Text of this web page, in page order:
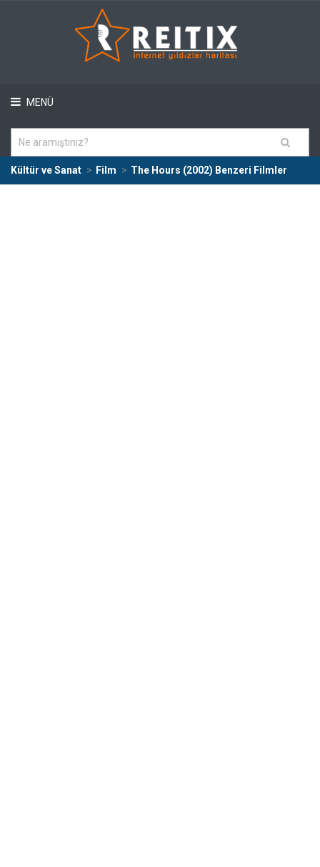
MENÜ
Kültür ve Sanat Film The Hours (2002) Benzeri Filmler